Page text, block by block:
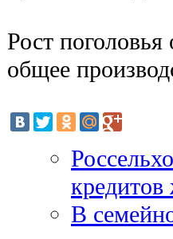
Рост поголовья
общее
В